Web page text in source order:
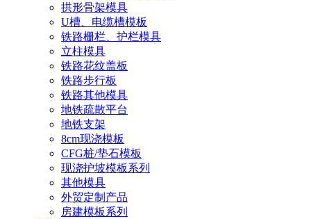
拱形骨架模具
U槽、电缆槽模板
铁路栅栏、护栏模具
立柱模具
铁路花纹盖板
铁路步行板
铁路其他模具
地铁疏散平台
地铁支架
8cm现浇模板
CFG桩/垫石模板
现浇护坡模板系列
其他模具
外贸定制产品
房建模板系列